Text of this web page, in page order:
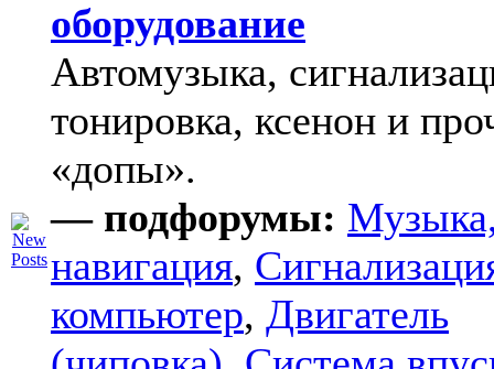
оборудование
Автомузыка,
тонировка, ксенон и
«допы».
— подфорумы:
навигация,
компьютер, Двигатель